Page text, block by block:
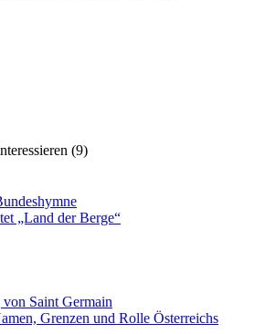
(9)
„Land der Berge“
Saint Germain
Grenzen und Rolle Österreichs